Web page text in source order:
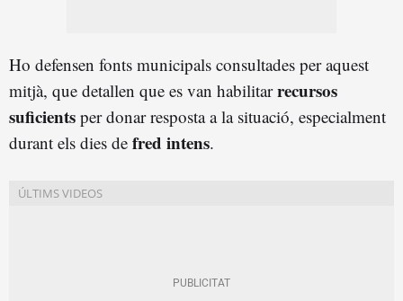
Ho defensen fonts municipals consultades per aquest
mitjà, que detallen que es van habilitarrecursos
suficients per donar resposta a la situació, especialment
durant els dies de fred intens.